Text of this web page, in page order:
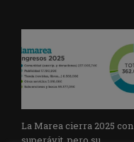
La Marea cierra 2025 con